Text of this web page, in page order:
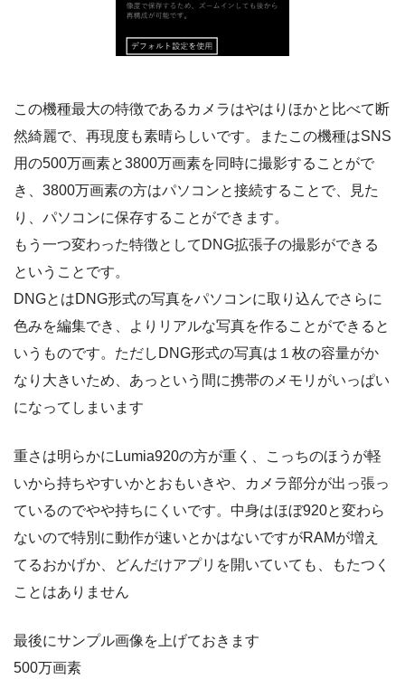
この機種最大の特徴であるカメラはやはりほかと比べて断
然綺麗で、再現度も素晴らしいです。またこの機種はSNS
用の500万画素と3800万画素を同時に撮影することがで
き、3800万画素の方はパソコンと接続することで、見た
り、パソコンに保存することができます。
もう一つ変わった特徴としてDNG拡張子の撮影ができる
ということです。
DNGとはDNG形式の写真をパソコンに取り込んでさらに
色みを編集でき、よりリアルな写真を作ることができると
いうものです。ただしDNG形式の写真は１枚の容量がか
なり大きいため、あっという間に携帯のメモリがいっぱい
になってしまいます
重さは明らかにLumia920の方が重く、こっちのほうが軽
いから持ちやすいかとおもいきや、カメラ部分が出っ張っ
ているのでやや持ちにくいです。中身はほぼ920と変わら
ないので特別に動作が速いとかはないですがRAMが増え
てるおかげか、どんだけアプリを開いていても、もたつく
ことはありません
最後にサンプル画像を上げておきます
500万画素